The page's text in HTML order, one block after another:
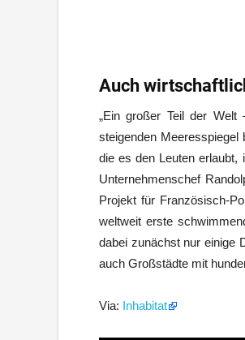
Auch
„Ein großer Teil der
steigenden Meeresspiegel
die es den Leuten erlaubt,
Unternehmenschef
Projekt für Französisch-
weltweit erste
dabei zunächst nur einige
auch Großstädte mit
Via: Inhabitat